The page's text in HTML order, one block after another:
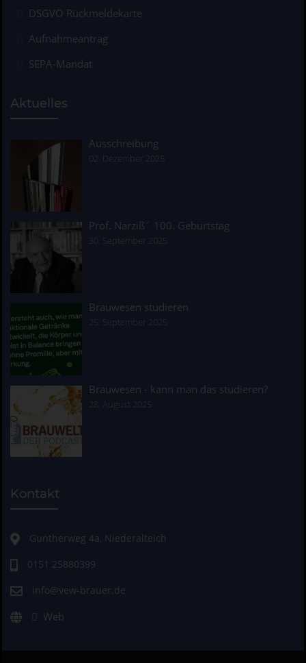
DSGVO Rückmeldekarte
Aufnahmeantrag
SEPA-Mandat
Aktuelles
Ausschreibung
02. Dezember 2025
Prof. Narziß´ 100. Geburtstag
30. September 2025
Brauwesen studieren
25. September 2025
Brauwesen - kann man das studieren?
28. August 2025
Kontakt
Guntherweg 4a, Niederalteich
0151 25880399
info@vew-brauer.de
Web